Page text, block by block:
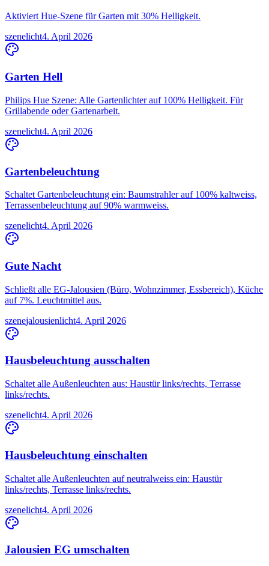
Aktiviert Hue-Szene für Garten mit 30% Helligkeit.
szenelicht4. April 2026
Garten Hell
Philips Hue Szene: Alle Gartenlichter auf 100% Helligkeit. Für
Grillabende oder Gartenarbeit.
szenelicht4. April 2026
Gartenbeleuchtung
Schaltet Gartenbeleuchtung ein: Baumstrahler auf 100% kaltweiss,
Terrassenbeleuchtung auf 90% warmweiss.
szenelicht4. April 2026
Gute Nacht
Schließt alle EG-Jalousien (Büro, Wohnzimmer, Essbereich), Küche
auf 7%. Leuchtmittel aus.
szenejalousienlicht4. April 2026
Hausbeleuchtung ausschalten
Schaltet alle Außenleuchten aus: Haustür links/rechts, Terrasse
links/rechts.
szenelicht4. April 2026
Hausbeleuchtung einschalten
Schaltet alle Außenleuchten auf neutralweiss ein: Haustür
links/rechts, Terrasse links/rechts.
szenelicht4. April 2026
Jalousien EG umschalten